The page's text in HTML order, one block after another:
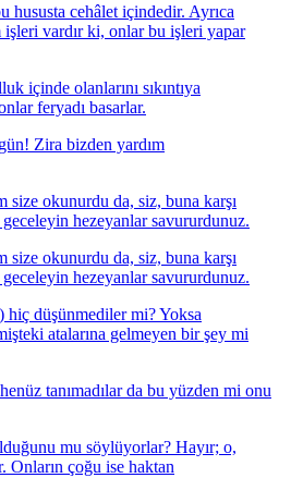
hususta cehâlet içindedir. Ayrıca
işleri vardır ki, onlar bu işleri yapar
içinde olanlarını sıkıntıya
feryadı basarlar.
Zira bizden yardım
okunurdu da, siz, buna karşı
hezeyanlar savururdunuz.
okunurdu da, siz, buna karşı
hezeyanlar savururdunuz.
hiç düşünmediler mi? Yoksa
atalarına gelmeyen bir şey mi
tanımadılar da bu yüzden mi onu
mu söylüyorlar? Hayır; o,
Onların çoğu ise haktan